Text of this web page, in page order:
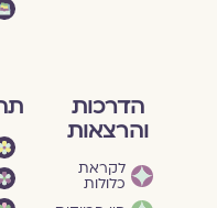
הדרכות
והרצאות
לקראת
כלולות